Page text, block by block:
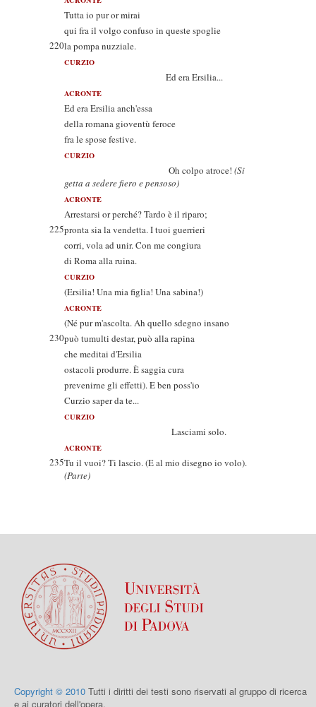
Tutta io pur or mirai
qui fra il volgo confuso in queste spoglie
220la pompa nuzziale.
CURZIO
Ed era Ersilia...
ACRONTE
Ed era Ersilia anch'essa
della romana gioventù feroce
fra le spose festive.
CURZIO
Oh colpo atroce! (Si
getta a sedere fiero e pensoso)
ACRONTE
Arrestarsi or perché? Tardo è il riparo;
225pronta sia la vendetta. I tuoi guerrieri
corri, vola ad unir. Con me congiura
di Roma alla ruina.
CURZIO
(Ersilia! Una mia figlia! Una sabina!)
ACRONTE
(Né pur m'ascolta. Ah quello sdegno insano
230può tumulti destar, può alla rapina
che meditai d'Ersilia
ostacoli produrre. È saggia cura
prevenirne gli effetti). E ben poss'io
Curzio saper da te...
CURZIO
Lasciami solo.
ACRONTE
235Tu il vuoi? Ti lascio. (E al mio disegno io volo).
(Parte)
Copyright © 2010 Tutti i diritti dei testi sono riservati al gruppo di ricerca
e ai curatori dell'opera.